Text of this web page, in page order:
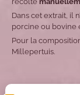
Dans cet extrait, il
porcine ou bovine
Pour la
Millepertuis.